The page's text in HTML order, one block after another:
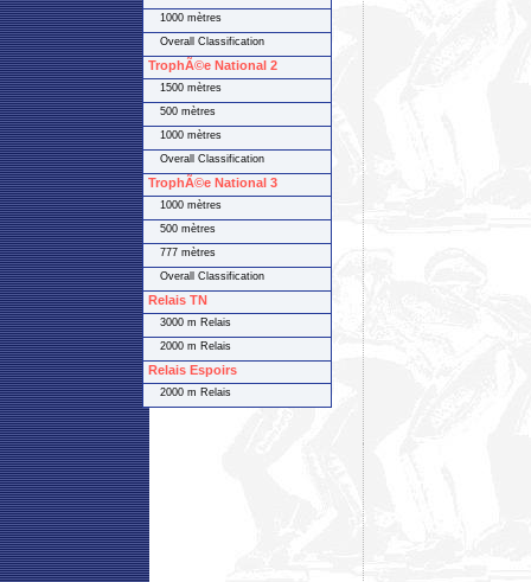
1000 mètres
Overall Classification
TrophÃ©e National 2
1500 mètres
500 mètres
1000 mètres
Overall Classification
TrophÃ©e National 3
1000 mètres
500 mètres
777 mètres
Overall Classification
Relais TN
3000 m Relais
2000 m Relais
Relais Espoirs
2000 m Relais